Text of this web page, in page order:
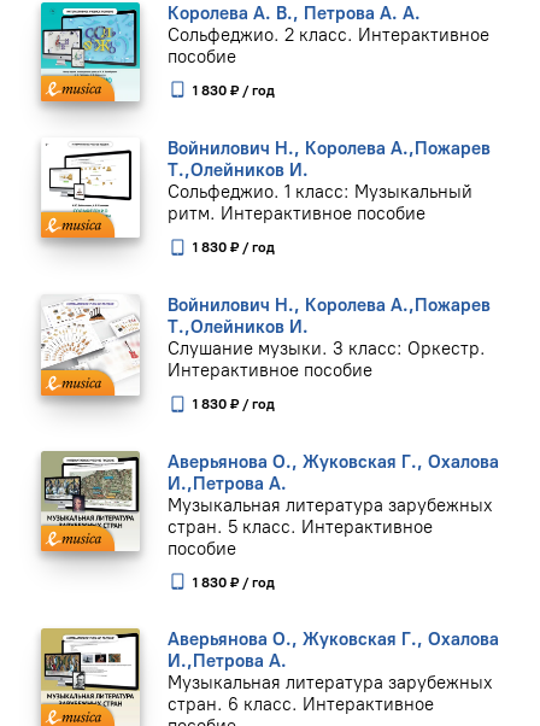
Королева А. В., Петрова А. А.
Сольфеджио. 2 класс. Интерактивное
пособие
1 830 ₽ / год
Войнилович Н., Королева А.,Пожарев
Т.,Олейников И.
Сольфеджио. 1 класс: Музыкальный
ритм. Интерактивное пособие
1 830 ₽ / год
Войнилович Н., Королева А.,Пожарев
Т.,Олейников И.
Слушание музыки. 3 класс: Оркестр.
Интерактивное пособие
1 830 ₽ / год
Аверьянова О., Жуковская Г., Охалова
И.,Петрова А.
Музыкальная литература зарубежных
стран. 5 класс. Интерактивное
пособие
1 830 ₽ / год
Аверьянова О., Жуковская Г., Охалова
И.,Петрова А.
Музыкальная литература зарубежных
стран. 6 класс. Интерактивное